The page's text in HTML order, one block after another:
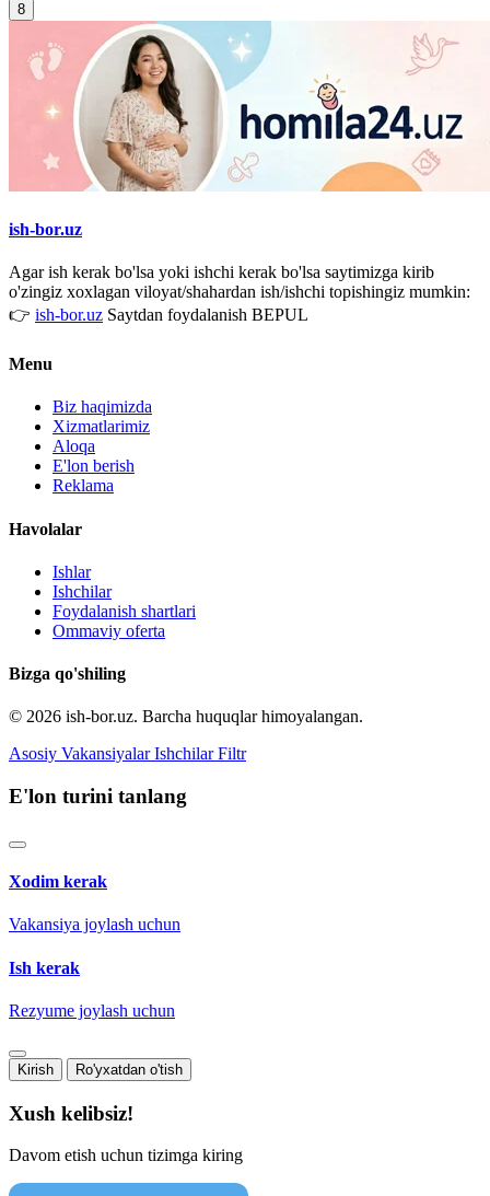
8
ish-bor.uz
Agar ish kerak bo'lsa yoki ishchi kerak bo'lsa saytimizga kirib
o'zingiz xoxlagan viloyat/shahardan ish/ishchi topishingiz mumkin:
👉 ish-bor.uz Saytdan foydalanish BEPUL
Menu
Biz haqimizda
Xizmatlarimiz
Aloqa
E'lon berish
Reklama
Havolalar
Ishlar
Ishchilar
Foydalanish shartlari
Ommaviy oferta
Bizga qo'shiling
© 2026 ish-bor.uz. Barcha huquqlar himoyalangan.
Asosiy Vakansiyalar Ishchilar Filtr
E'lon turini tanlang
Xodim kerak
Vakansiya joylash uchun
Ish kerak
Rezyume joylash uchun
Kirish Ro'yxatdan o'tish
Xush kelibsiz!
Davom etish uchun tizimga kiring